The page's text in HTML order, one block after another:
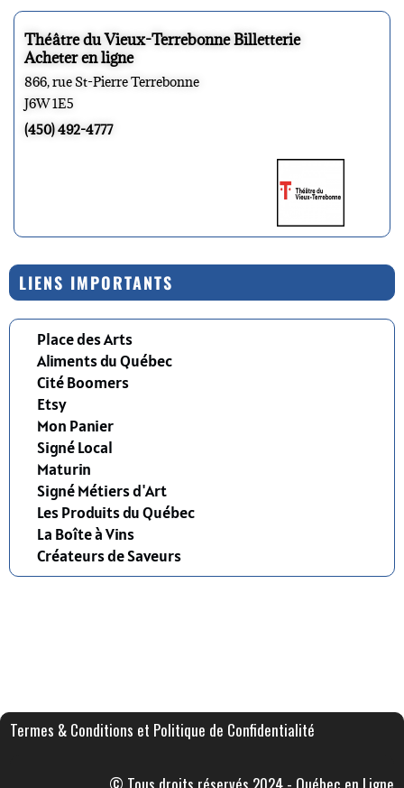
Théâtre du Vieux-Terrebonne Billetterie
Acheter en ligne
866, rue St-Pierre Terrebonne
J6W 1E5
(450) 492-4777
LIENS IMPORTANTS
Place des Arts
Aliments du Québec
Cité Boomers
Etsy
Mon Panier
Signé Local
Maturin
Signé Métiers d'Art
Les Produits du Québec
La Boîte à Vins
Créateurs de Saveurs
Termes & Conditions et Politique de Confidentialité